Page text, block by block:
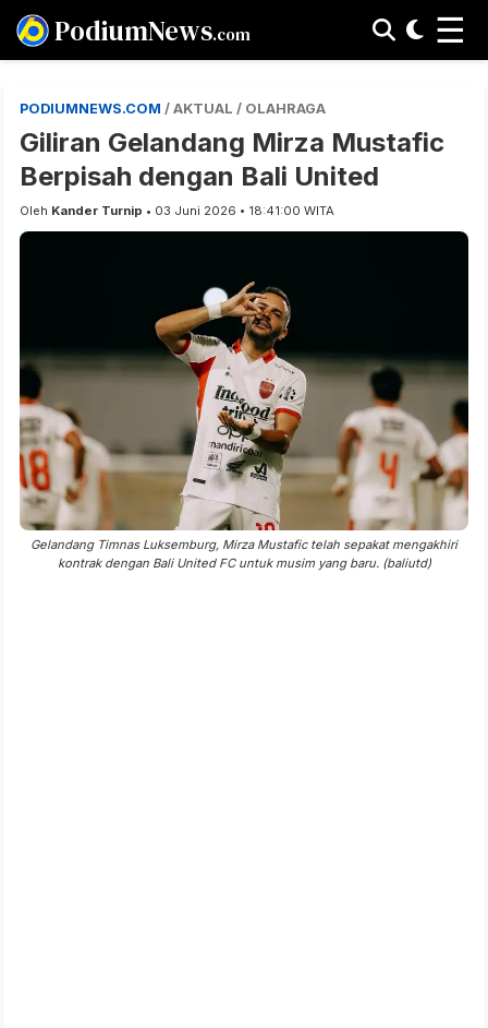
PodiumNews.com ☰
PODIUMNEWS.COM / AKTUAL / OLAHRAGA
Giliran Gelandang Mirza Mustafic
Berpisah dengan Bali United
Oleh Kander Turnip • 03 Juni 2026 • 18:41:00 WITA
Gelandang Timnas Luksemburg, Mirza Mustafic telah sepakat mengakhiri
kontrak dengan Bali United FC untuk musim yang baru. (baliutd)